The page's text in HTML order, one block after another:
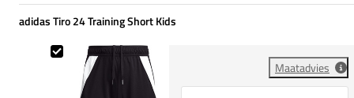
adidas Tiro 24 Training Short Kids
Maatadvies
Select {option} for {name}
adidas Tiro 24 Training Short Kids